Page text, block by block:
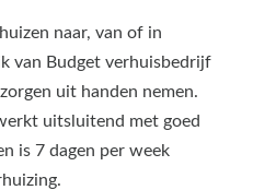
naar, van of in
van Budget verhuisbedrijf
uit handen nemen.
uitsluitend met goed
is 7 dagen per week